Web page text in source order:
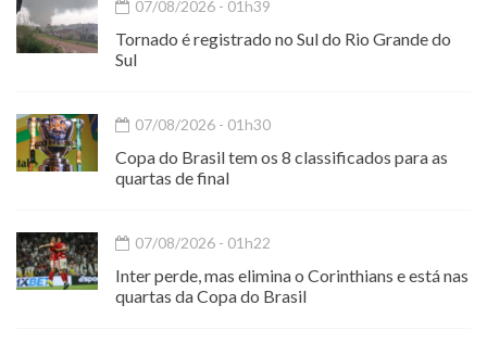
07/08/2026 - 01h39
Tornado é registrado no Sul do Rio Grande do
Sul
07/08/2026 - 01h30
Copa do Brasil tem os 8 classificados para as
quartas de final
07/08/2026 - 01h22
Inter perde, mas elimina o Corinthians e está nas
quartas da Copa do Brasil